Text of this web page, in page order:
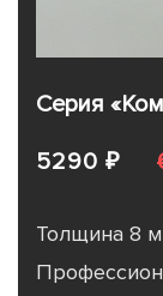
Серия
5290 ₽
Толщина 8